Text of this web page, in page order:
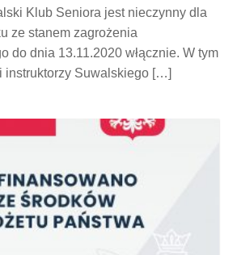
Klub Seniora jest nieczynny dla
ze stanem zagrożenia
do dnia 13.11.2020 włącznie. W tym
instruktorzy Suwalskiego […]